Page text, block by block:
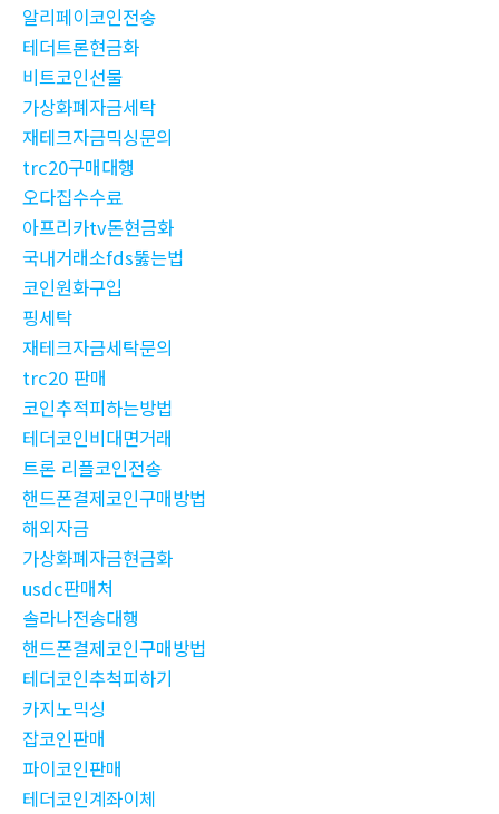
알리페이코인전송
테더트론현금화
비트코인선물
가상화폐자금세탁
재테크자금믹싱문의
trc20구매대행
오다집수수료
아프리카tv돈현금화
국내거래소fds뚫는법
코인원화구입
핑세탁
재테크자금세탁문의
trc20 판매
코인추적피하는방법
테더코인비대면거래
트론 리플코인전송
핸드폰결제코인구매방법
해외자금
가상화폐자금현금화
usdc판매처
솔라나전송대행
핸드폰결제코인구매방법
테더코인추척피하기
카지노믹싱
잡코인판매
파이코인판매
테더코인계좌이체